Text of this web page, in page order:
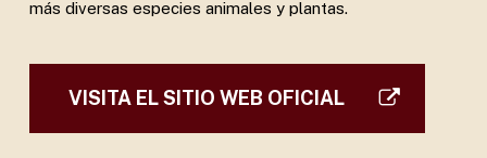
más diversas especies animales y plantas.
VISITA EL SITIO WEB OFICIAL